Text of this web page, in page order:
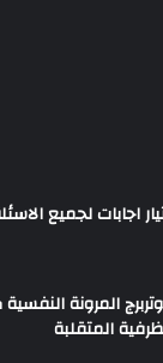
اجابات لجميع
المرونة
المتقلبة